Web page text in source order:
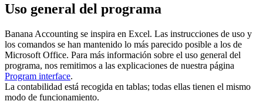
Uso general del programa
Banana Accounting se inspira en Excel. Las instrucciones de uso y
los comandos se han mantenido lo más parecido posible a los de
Microsoft Office. Para más información sobre el uso general del
programa, nos remitimos a las explicaciones de nuestra página
Program interface.
La contabilidad está recogida en tablas; todas ellas tienen el mismo
modo de funcionamiento.